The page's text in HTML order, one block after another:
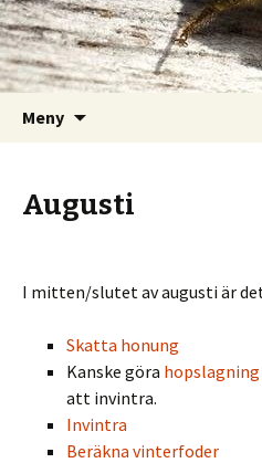
Meny
Augusti
I mitten/slutet av augusti är
Skatta honung
Kanske göra hopslagning
att invintra.
Invintra
Beräkna vinterfoder